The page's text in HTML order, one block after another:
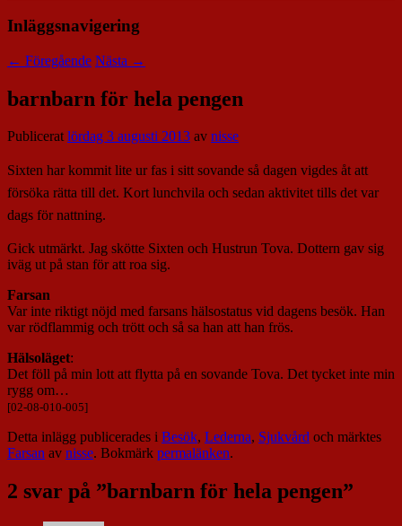
Inläggsnavigering
← Föregående Nästa →
barnbarn för hela pengen
Publiceratlördag 3 augusti 2013 av nisse
Sixten har kommit lite ur fas i sitt sovande så dagen vigdes åt att
försöka rätta till det. Kort lunchvila och sedan aktivitet tills det var
dags för nattning.
Gick utmärkt. Jag skötte Sixten och Hustrun Tova. Dottern gav sig
iväg ut på stan för att roa sig.
Farsan
Var inte riktigt nöjd med farsans hälsostatus vid dagens besök. Han
var rödflammig och trött och så sa han att han frös.
Hälsoläget:
Det föll på min lott att flytta på en sovande Tova. Det tycket inte min
rygg om…
[02-08-010-005]
Detta inlägg publicerades i Besök, Lederna, Sjukvård och märktes
Farsan av nisse. Bokmärk permalänken.
2 svar på ”barnbarn för hela pengen”